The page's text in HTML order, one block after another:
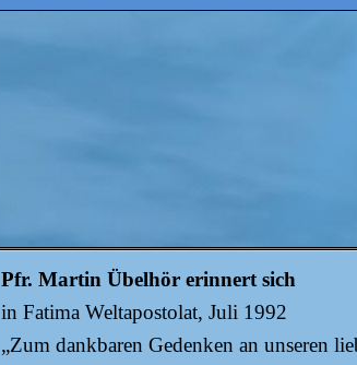
Pfr. Martin Übelhör erinnert sich
in Fatima Weltapostolat, Juli 1992
„Zum dankbaren Gedenken an unseren